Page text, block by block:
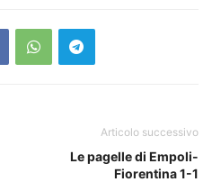
Articolo successivo
Le pagelle di Empoli-
Fiorentina 1-1